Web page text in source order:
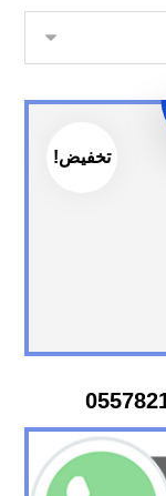
تخفيض!